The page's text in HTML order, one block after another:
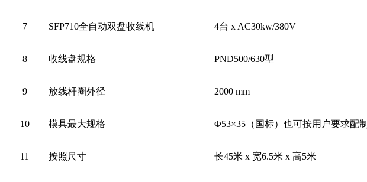
7 SFP710全自动双盘收线机 4台 x AC30kw/380V
8 收线盘规格 PND500/630型
9 放线杆圈外径 2000 mm
10 模具最大规格 Φ53×35（国标）也可按用户要求配制
11 按照尺寸 长45米 x 宽6.5米 x 高5米